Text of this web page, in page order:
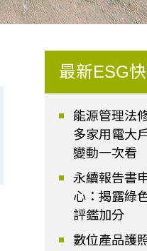
最新ESG
能源管理法
多家用電大
變動一次看
永續報告書
心：揭露綠
評鑑加分
數位產品護